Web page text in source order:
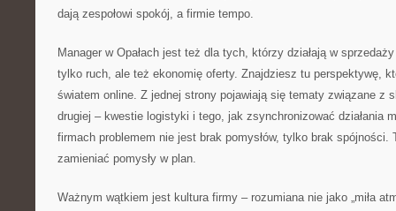
dają zespołowi spokój, a firmie tempo.
Manager w Opałach jest też dla tych, którzy działają w
tylko ruch, ale też ekonomię oferty. Znajdziesz tu perspektywę,
światem online. Z jednej strony pojawiają się tematy związane z
drugiej – kwestie logistyki i tego, jak zsynchronizować działania
firmach problemem nie jest brak pomysłów, tylko brak spójności.
zamieniać pomysły w plan.
Ważnym wątkiem jest kultura firmy – rozumiana nie jako „miła